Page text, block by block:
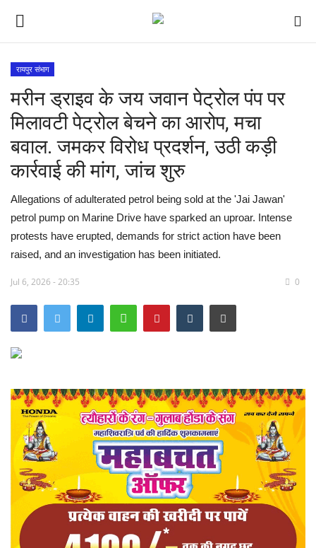
देश
मध्य प्रदेश
विश्व
मुख्य समाचार
विदेश
छत्तीसगढ़
राष्ट्रीय
खेल
व्यापार
संपादकीय
रोजगार
राजनीति
रायपुर संभाग
मरीन ड्राइव के जय जवान पेट्रोल पंप पर
मिलावटी पेट्रोल बेचने का आरोप, मचा
बवाल. जमकर विरोध प्रदर्शन, उठी कड़ी
कार्रवाई की मांग, जांच शुरु
Allegations of adulterated petrol being sold at the 'Jai Jawan'
petrol pump on Marine Drive have sparked an uproar. Intense
protests have erupted, demands for strict action have been
raised, and an investigation has been initiated.
Jul 6, 2026 - 20:35 0